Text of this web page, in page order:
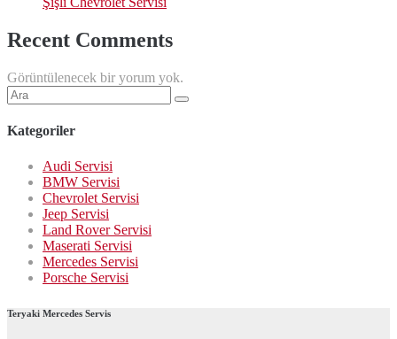
Recent Comments
Görüntülenecek bir yorum yok.
Şunu
ara:
Kategoriler
Audi Servisi
BMW Servisi
Chevrolet Servisi
Jeep Servisi
Land Rover Servisi
Maserati Servisi
Mercedes Servisi
Porsche Servisi
Teryaki Mercedes Servis